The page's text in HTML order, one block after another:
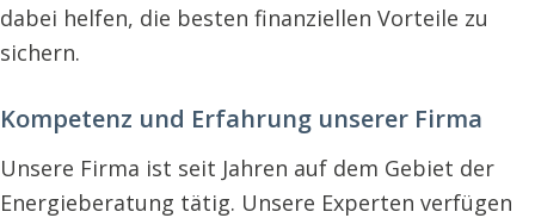
dabei helfen, die besten finanziellen Vorteile zu
sichern.
Kompetenz und Erfahrung unserer Firma
Unsere Firma ist seit Jahren auf dem Gebiet der
Energieberatung tätig. Unsere Experten verfügen